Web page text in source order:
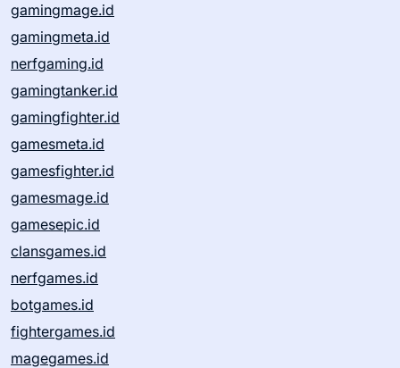
gamingmage.id
gamingmeta.id
nerfgaming.id
gamingtanker.id
gamingfighter.id
gamesmeta.id
gamesfighter.id
gamesmage.id
gamesepic.id
clansgames.id
nerfgames.id
botgames.id
fightergames.id
magegames.id